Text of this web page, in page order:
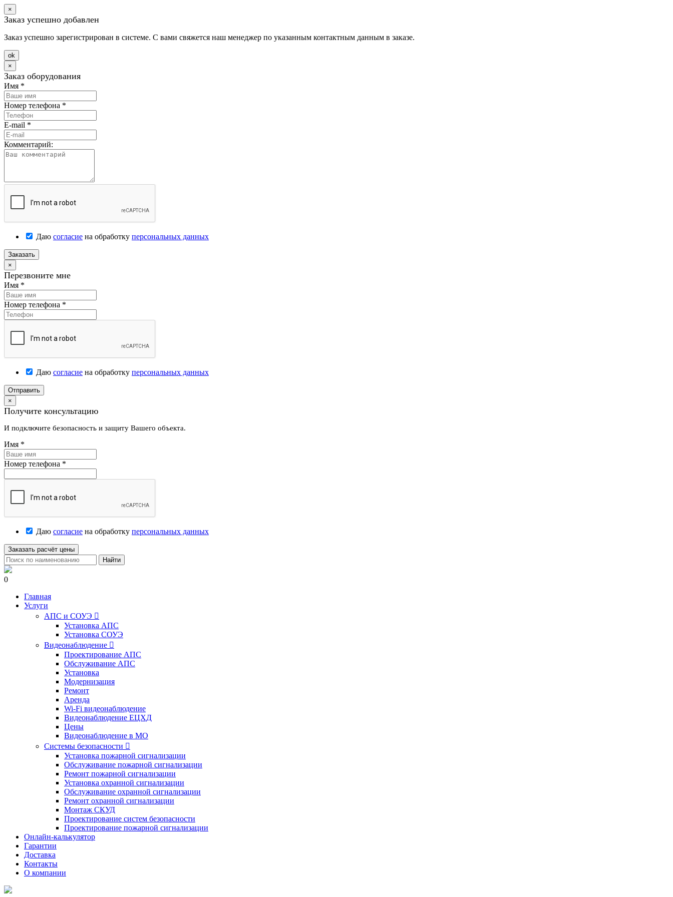
×
Заказ успешно добавлен
Заказ успешно зарегистрирован в системе. С вами свяжется наш менеджер по указанным контактным данным в заказе.
оk
×
Заказ оборудования
Имя *
Номер телефона *
E-mail *
Комментарий:
Даю согласие на обработку персональных данных
Заказать
×
Перезвоните мне
Имя *
Номер телефона *
Даю согласие на обработку персональных данных
Отправить
×
Получите консультацию
И подключите безопасность и защиту Вашего объекта.
Имя *
Номер телефона *
Даю согласие на обработку персональных данных
Заказать расчёт цены
Найти
0
Главная
Услуги
АПС и СОУЭ 
Установка АПС
Установка СОУЭ
Видеонаблюдение 
Проектирование АПС
Обслуживание АПС
Установка
Модернизация
Ремонт
Аренда
Wi-Fi видеонаблюдение
Видеонаблюдение ЕЦХД
Цены
Видеонаблюдение в МО
Системы безопасности 
Установка пожарной сигнализации
Обслуживание пожарной сигнализации
Ремонт пожарной сигнализации
Установка охранной сигнализации
Обслуживание охранной сигнализации
Ремонт охранной сигнализации
Монтаж СКУД
Проектирование систем безопасности
Проектирование пожарной сигнализации
Онлайн-калькулятор
Гарантии
Доставка
Контакты
О компании